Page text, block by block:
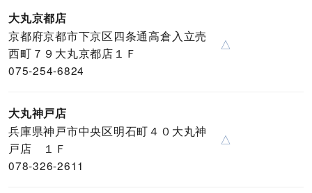
大丸京都店
京都府京都市下京区四条通高倉入立売
西町７９大丸京都店１Ｆ
075-254-6824
△
大丸神戸店
兵庫県神戸市中央区明石町４０大丸神
戸店 １Ｆ
078-326-2611
△